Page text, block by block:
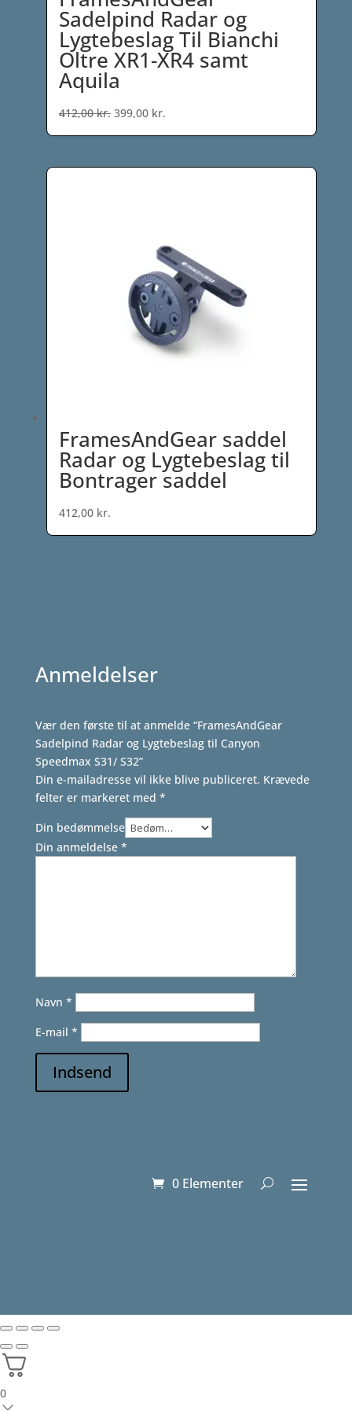
Sadelpind Radar og
Lygtebeslag Til Bianchi
Oltre XR1-XR4 samt
Aquila
412,00kr. Den
oprindelige
399,00 kr.
aktuelle
FramesAndGear saddel
Radar og Lygtebeslag til
Bontrager saddel
412,00 kr.
Anmeldelser
Vær den første til at anmelde “FramesAndGear
Sadelpind Radar og Lygtebeslag til Canyon
Speedmax S31/ S32”
Din e-mailadresse vil ikke blive publiceret. Krævede
felter er markeret med *
Din bedømmelse
Din anmeldelse *
Navn *
E-mail *
Indsend
0 Elementer
0